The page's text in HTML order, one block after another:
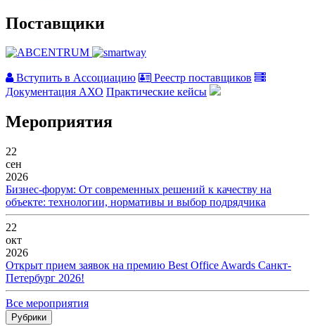
Поставщики
Вступить в Ассоциацию
Реестр поставщиков
Документация АХО Практические кейсы
Мероприятия
22
сен
2026
Бизнес-форум: От современных решений к качеству на
объекте: технологии, нормативы и выбор подрядчика
22
окт
2026
Открыт прием заявок на премию Best Office Awards Санкт-
Петербург 2026!
Все мероприятия
Рубрики